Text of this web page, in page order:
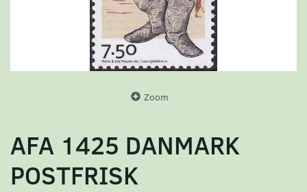
Zoom
AFA 1425 DANMARK
POSTFRISK